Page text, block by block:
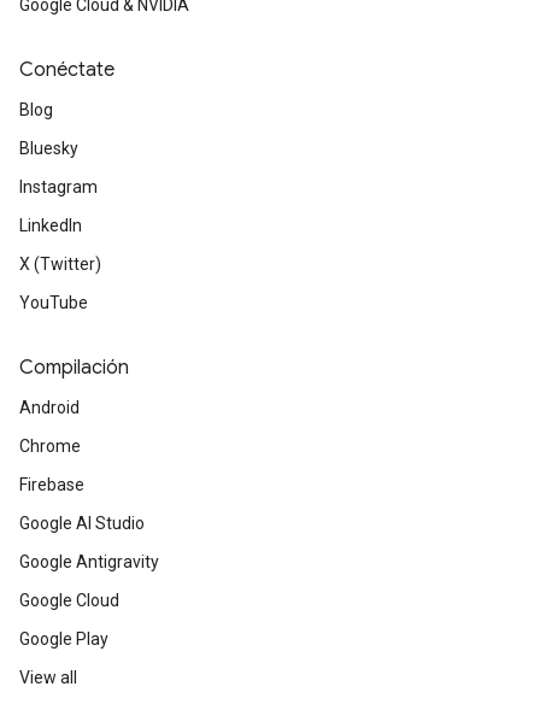
Google Cloud & NVIDIA
Conéctate
Blog
Bluesky
Instagram
LinkedIn
X (Twitter)
YouTube
Compilación
Android
Chrome
Firebase
Google AI Studio
Google Antigravity
Google Cloud
Google Play
View all